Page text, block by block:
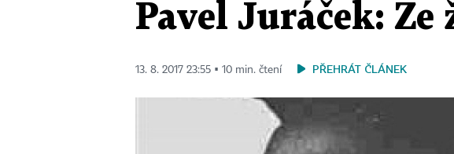
Pavel Juráček:
13. 8. 2017 23:55 ▪ 10 min. čtení PŘEHRÁT ČLÁNEK